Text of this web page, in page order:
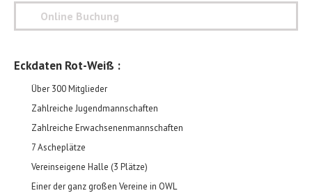
Online Buchung
Eckdaten Rot-Weiß :
Über 300 Mitglieder
Zahlreiche Jugendmannschaften
Zahlreiche Erwachsenenmannschaften
7 Ascheplätze
Vereinseigene Halle (3 Plätze)
Einer der ganz großen Vereine in OWL